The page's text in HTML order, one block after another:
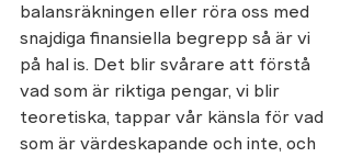
balansräkningen eller röra oss med
snajdiga finansiella begrepp så är vi
på hal is. Det blir svårare att förstå
vad som är riktiga pengar, vi blir
teoretiska, tappar vår känsla för vad
som är värdeskapande och inte, och